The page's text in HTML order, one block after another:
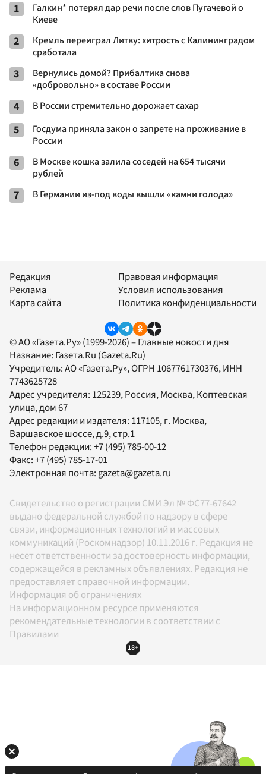
1
Галкин* потерял дар речи после слов Пугачевой о
Киеве
2
Кремль переиграл Литву: хитрость с Калининградом
сработала
3
Вернулись домой? Прибалтика снова
«добровольно» в составе России
4 В России стремительно дорожает сахар
5
Госдума приняла закон о запрете на проживание в
России
6
В Москве кошка залила соседей на 654 тысячи
рублей
7 В Германии из-под воды вышли «камни голода»
Редакция
Реклама
Карта сайта
Правовая информация
Условия использования
Политика конфиденциальности
© АО «Газета.Ру» (1999-2026) – Главные новости дня
Название: Газета.Ru (Gazeta.Ru)
Учредитель:АО «Газета.Ру», ОГРН 1067761730376, ИНН
7743625728
Адрес учредителя: 125239, Россия, Москва, Коптевская
улица, дом 67
Адрес редакции и издателя: 117105, г. Москва,
Варшавское шоссе, д.9, стр.1
Телефон редакции:+7 (495) 785-00-12
Факс:+7 (495) 785-17-01
Электронная почта:gazeta@gazeta.ru
Свидетельство о регистрации СМИ Эл № ФС77-67642
выдано федеральной службой по надзору в сфере
связи, информационных технологий и массовых
коммуникаций (Роскомнадзор) 10.11.2016 г. Редакция не
несет ответственности за достоверность информации,
содержащейся в рекламных объявлениях. Редакция не
предоставляет справочной информации.
Информация об ограничениях
На информационном ресурсе применяются
рекомендательные технологии в соответствии с
Правилами
18+